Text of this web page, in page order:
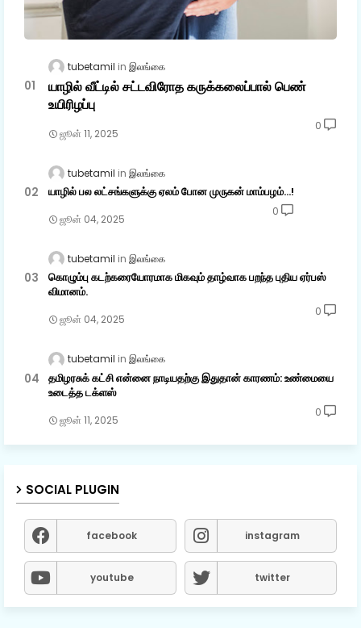
tubetamil இலங்கை
யாழில் வீட்டில் சட்டவிரோத கருக்கலைப்பால் பெண்
உயிரிழப்பு
ஜூன் 11, 2025
0
tubetamil இலங்கை
யாழில் பல லட்சங்களுக்கு ஏலம் போன முருகன் மாம்பழம்...!
ஜூன் 04, 2025
0
tubetamil இலங்கை
கொழும்பு கடற்கரையோரமாக மிகவும் தாழ்வாக பறந்த புதிய ஏர்பஸ்
விமானம்.
ஜூன் 04, 2025
0
tubetamil இலங்கை
தமிழரசுக் கட்சி என்னை நாடியதற்கு இதுதான் காரணம்: உண்மையை
உடைத்த டக்ளஸ்
ஜூன் 11, 2025
0
SOCIAL PLUGIN
facebook instagram
youtube twitter